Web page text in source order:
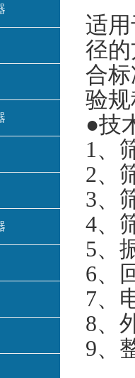
适
径
合标
验
●技
1 、
2、
3、
4、
5、
6、
7、
8、
9、